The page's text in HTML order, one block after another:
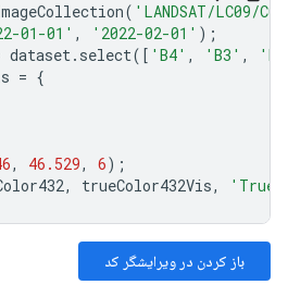
( 'LANDSAT/LC09/
01-01' , '2022-02-01' );
dataset. select([ 'B4' , 'B3' ,
= {
, 46.529, 6);
, trueColor432Vis, 'True
باز کردن در ویرایشگر کد